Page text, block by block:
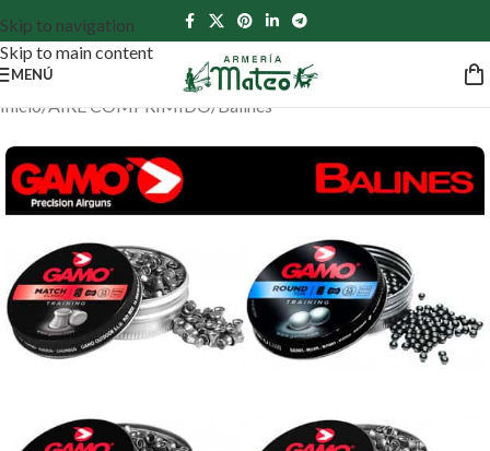
Skip to navigation
Skip to main content
MENÚ
Inicio/AIRE COMPRIMIDO/ Balines